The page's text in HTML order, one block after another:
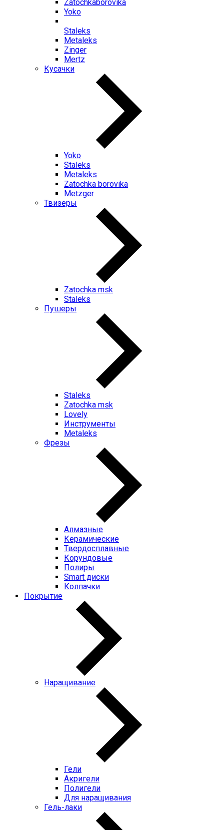
Zatochkaborovika
Yoko
Staleks
Metaleks
Zinger
Mertz
Кусачки
Yoko
Staleks
Metaleks
Zatochka borovika
Metzger
Твизеры
Zatochka msk
Staleks
Пушеры
Staleks
Zatochka msk
Lovely
Инструменты
Metaleks
Фрезы
Алмазные
Керамические
Твердосплавные
Корундовые
Полиры
Smart диски
Колпачки
Покрытие
Наращивание
Гели
Акригели
Полигели
Для наращивания
Гель-лаки